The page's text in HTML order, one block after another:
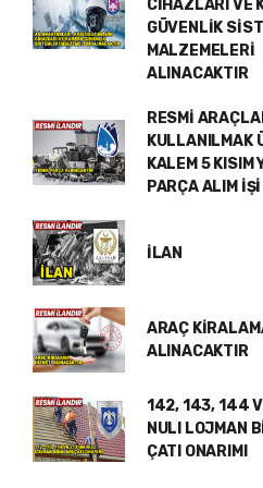
CİHAZLARI VE
GÜVENLİK
MALZEMELERİ
ALINACAKTIR
RESMİ
KULLANILMAK
KALEM 5 KISIM
PARÇA ALIM İŞİ
İLAN
ARAÇ
ALINACAKTIR
142, 143, 144
NULI LOJMAN
ÇATI ONARIMI